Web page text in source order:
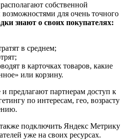
собственной
для очень точного
знают о своих покупателях:
в среднем;
в карточках товаров, какие
или корзину.
предлагают партнерам доступ к
по интересам, гео, возрасту
подключить Яндекс Метрику
уже на своих ресурсах.